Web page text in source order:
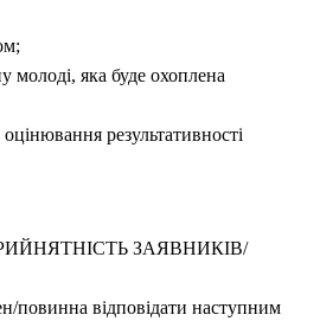
молоді, яка буде охоплена
результативності
ЗАЯВНИКІВ/
повинна відповідати наступним